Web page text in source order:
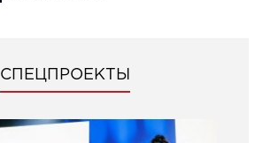
СПЕЦПРОЕКТЫ